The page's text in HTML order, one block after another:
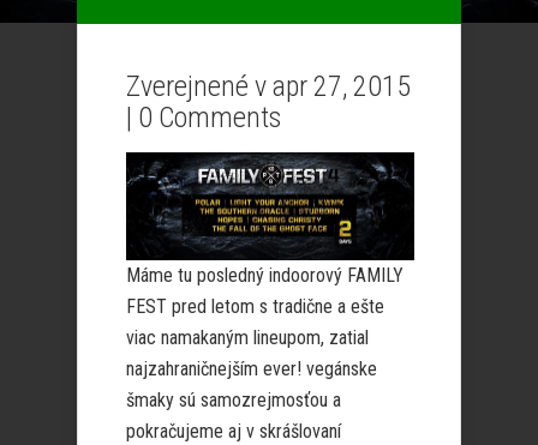
Zverejnené v apr 27, 2015
| 0 Comments
Máme tu posledný indoorový FAMILY
FEST pred letom s tradične a ešte
viac namakaným lineupom, zatial
najzahraničnejším ever! vegánske
šmaky sú samozrejmosťou a
pokračujeme aj v skrášlovaní